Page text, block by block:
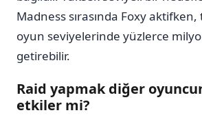
Madness sırasında Foxy
oyun seviyelerinde yüzlerce
getirebilir.
Raid yapmak diğer
etkiler mi?